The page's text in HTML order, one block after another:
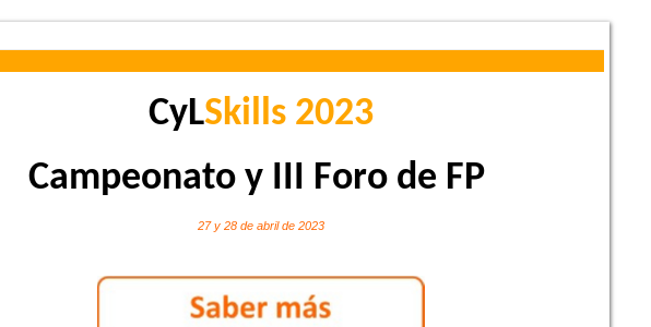
CyLSkills 2023
Campeonato y III Foro de FP
27 y 28 de abril de 2023